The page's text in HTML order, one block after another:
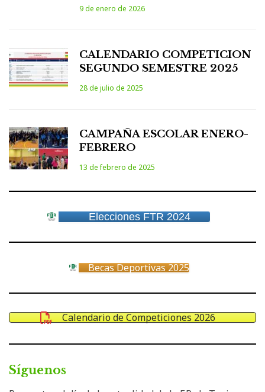
9 de enero de 2026
CALENDARIO COMPETICION
SEGUNDO SEMESTRE 2025
28 de julio de 2025
CAMPAÑA ESCOLAR ENERO-
FEBRERO
13 de febrero de 2025
Elecciones FTR 2024
Becas Deportivas 2025
Calendario de Competiciones 2026
Síguenos